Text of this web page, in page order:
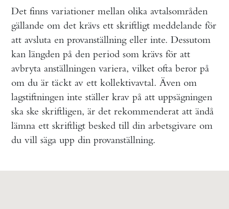
Det finns variationer mellan olika avtalsområden
gällande om det krävs ett skriftligt meddelande för
att avsluta en provanställning eller inte. Dessutom
kan längden på den period som krävs för att
avbryta anställningen variera, vilket ofta beror på
om du är täckt av ett kollektivavtal. Även om
lagstiftningen inte ställer krav på att uppsägningen
ska ske skriftligen, är det rekommenderat att ändå
lämna ett skriftligt besked till din arbetsgivare om
du vill säga upp din provanställning.